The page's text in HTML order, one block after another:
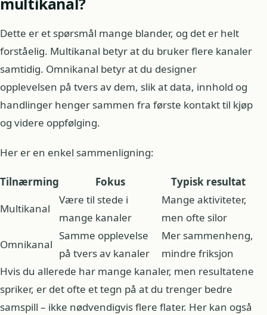
Dette er et spørsmål mange blander, og det er helt
forståelig. Multikanal betyr at du bruker flere kanaler
samtidig. Omnikanal betyr at du designer
opplevelsen på tvers av dem, slik at data, innhold og
handlinger henger sammen fra første kontakt til kjøp
og videre oppfølging.
Her er en enkel sammenligning:
Tilnærming Fokus
Typisk resultat
Multikanal
Være til stede i
mange kanaler
Mange aktiviteter,
men ofte silor
Omnikanal
Samme opplevelse
på tvers av kanaler
Mer sammenheng,
mindre friksjon
Hvis du allerede har mange kanaler, men resultatene
spriker, er det ofte et tegn på at du trenger bedre
samspill – ikke nødvendigvis flere flater. Her kan også